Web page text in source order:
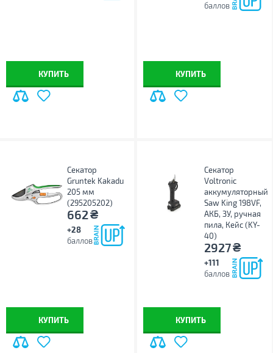
КУПИТЬ
баллов
КУПИТЬ
Секатор
Gruntek Kakadu
205 мм
(295205202)
662₴
+28
баллов
КУПИТЬ
Секатор
Voltronic
аккумуляторный
Saw King 198VF,
АКБ, ЗУ, ручная
пила, Кейс (KY-
40)
2927₴
+111
баллов
КУПИТЬ